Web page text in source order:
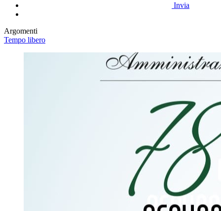
Invia
Argomenti
Tempo libero